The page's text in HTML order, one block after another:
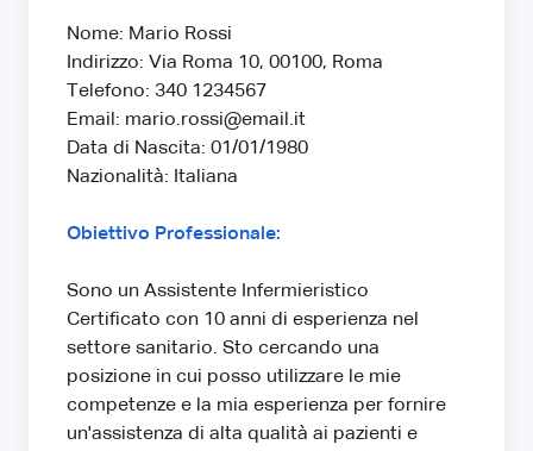
Nome: Mario Rossi
Indirizzo: Via Roma 10, 00100, Roma
Telefono: 340 1234567
Email: mario.rossi@email.it
Data di Nascita: 01/01/1980
Nazionalità: Italiana
Obiettivo Professionale:
Sono un Assistente Infermieristico
Certificato con 10 anni di esperienza nel
settore sanitario. Sto cercando una
posizione in cui posso utilizzare le mie
competenze e la mia esperienza per fornire
un'assistenza di alta qualità ai pazienti e